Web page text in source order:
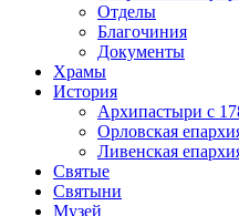
Отделы
Благочиния
Документы
Храмы
История
Архипастыри с
Орловская
Ливенская
Святые
Святыни
Музей